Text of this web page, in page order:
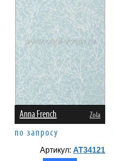
Anna French Zola
по запросу
Артикул: AT34121